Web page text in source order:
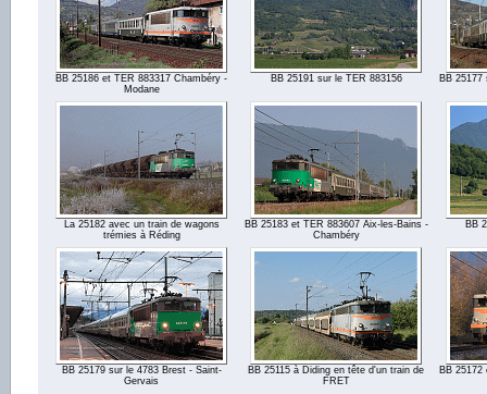
BB 25186 et TER 883317 Chambéry -
Modane
BB 25191 sur le TER 883156 BB 25177
La 25182 avec un train de wagons
trémies à Réding
BB 25183 et TER 883607 Aix-les-Bains -
Chambéry
BB
BB 25179 sur le 4783 Brest - Saint-
Gervais
BB 25115 à Diding en tête d'un train de
FRET
BB 25172